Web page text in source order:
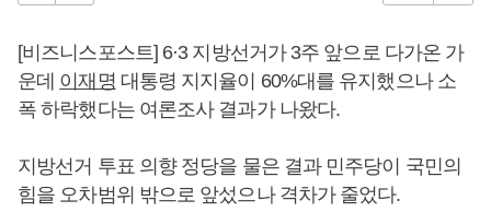
[비즈니스포스트] 6·3 지방선거가 3주 앞으로 다가온 가
운데 이재명 대통령 지지율이 60%대를 유지했으나 소
폭 하락했다는 여론조사 결과가 나왔다.
지방선거 투표 의향 정당을 물은 결과 민주당이 국민의
힘을 오차범위 밖으로 앞섰으나 격차가 줄었다.